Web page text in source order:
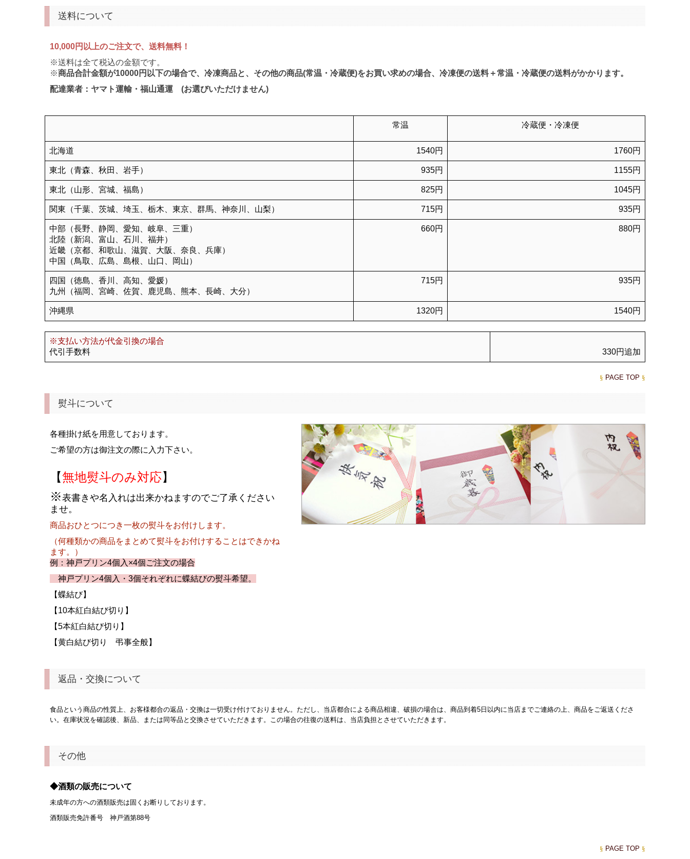
送料について
10,000円以上のご注文で、送料無料！
※送料は全て税込の金額です。
※商品合計金額が10000円以下の場合で、冷凍商品と、その他の商品(常温・冷蔵便)をお買い求めの場合、冷凍便の送料＋常温・冷蔵便の送料がかかります。
配達業者：ヤマト運輸・福山通運 (お選びいただけません)
常温 冷蔵便・冷凍便
北海道 1540円 1760円
東北（青森、秋田、岩手） 935円 1155円
東北（山形、宮城、福島） 825円 1045円
関東（千葉、茨城、埼玉、栃木、東京、群馬、神奈川、山梨） 715円 935円
中部（長野、静岡、愛知、岐阜、三重）
北陸（新潟、富山、石川、福井）
近畿（京都、和歌山、滋賀、大阪、奈良、兵庫）
中国（鳥取、広島、島根、山口、岡山）
660円 880円
四国（徳島、香川、高知、愛媛）
九州（福岡、宮崎、佐賀、鹿児島、熊本、長崎、大分）
715円 935円
沖縄県 1320円 1540円
※支払い方法が代金引換の場合
代引手数料
330円追加
§ PAGE TOP §
熨斗について
各種掛け紙を用意しております。
ご希望の方は御注文の際に入力下さい。
【無地熨斗のみ対応】
※表書きや名入れは出来かねますのでご了承ください
ませ。
商品おひとつにつき一枚の熨斗をお付けします。
（何種類かの商品をまとめて熨斗をお付けすることはできかね
ます。）
例：神戸プリン4個入×4個ご注文の場合
神戸プリン4個入・3個それぞれに蝶結びの熨斗希望。
【蝶結び】
【10本紅白結び切り】
【5本紅白結び切り】
【黄白結び切り 弔事全般】
返品・交換について
食品という商品の性質上、お客様都合の返品・交換は一切受け付けておりません。ただし、当店都合による商品相違、破損の場合は、商品到着5日以内に当店までご連絡の上、商品をご返送くださ
い。在庫状況を確認後、新品、または同等品と交換させていただきます。この場合の往復の送料は、当店負担とさせていただきます。
その他
◆酒類の販売について
未成年の方への酒類販売は固くお断りしております。
酒類販売免許番号 神戸酒第88号
§ PAGE TOP §